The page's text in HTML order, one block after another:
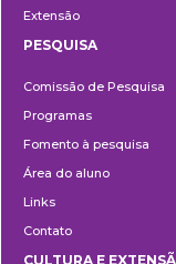
Extensão
PESQUISA
Comissão de Pesquisa
Programas
Fomento à pesquisa
Área do aluno
Links
Contato
CULTURA E